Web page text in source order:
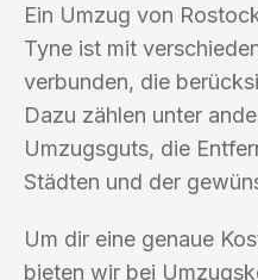
Ein Umzug von
Tyne ist mit
verbunden, die
Dazu zählen unter
Umzugsguts, die
Städten und der
Um dir eine genaue
bieten wir bei